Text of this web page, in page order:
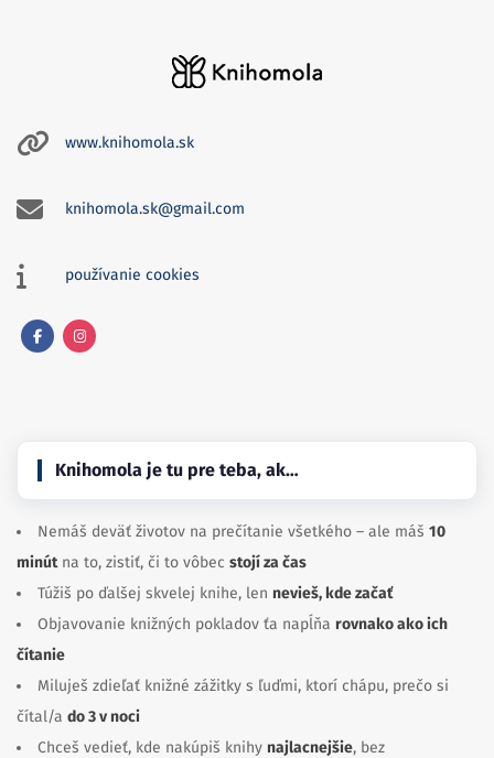
www.knihomola.sk
knihomola.sk@gmail.com
používanie cookies
Knihomola je tu pre teba, ak…
Nemáš deväť životov na prečítanie všetkého – ale máš 10
minútna to, zistiť, či to vôbec stojí za čas
Túžiš po ďalšej skvelej knihe, len nevieš, kde začať
Objavovanie knižných pokladov ťa napĺňa rovnako ako ich
čítanie
Miluješ zdieľať knižné zážitky s ľuďmi, ktorí chápu, prečo si
čítal/a do 3 v noci
Chceš vedieť, kde nakúpiš knihy najlacnejšie, bez